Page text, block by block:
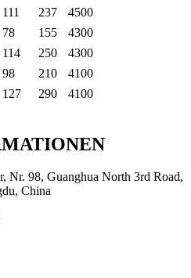
111 237
4500
78 155
4300
114 250
4300
98 210
4100
127 290
4100
Nr. 98, Guanghua North 3rd Road,
China